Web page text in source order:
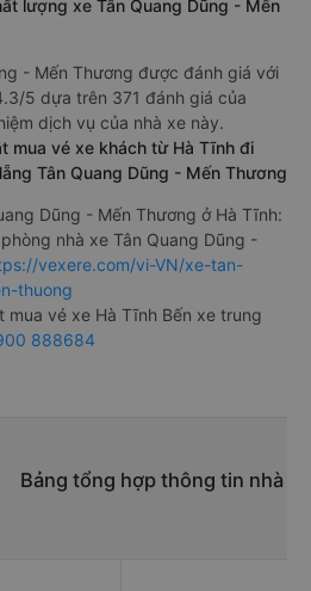
lượng xe Tân Quang Dũng - Mến
- Mến Thương được đánh giá với
5 dựa trên 371 đánh giá của
dịch vụ của nhà xe này.
mua vé xe khách từ Hà Tĩnh đi
Tân Quang Dũng - Mến Thương
Dũng - Mến Thương ở Hà Tĩnh:
nhà xe Tân Quang Dũng -
vexere.com/vi-VN/xe-tan-
thuong
mua vé xe Hà Tĩnh Bến xe trung
888684
Bảng tổng hợp thông tin nhà